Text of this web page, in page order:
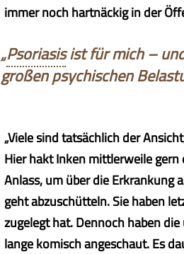
immer noch hartnäckig in der
„Psoriasisist für mich –
großen psychischen
„Viele sind tatsächlich der
Hier hakt Inken mittlerweile gern
Anlass, um über die Erkrankung
geht abzuschütteln. Sie haben
zugelegt hat. Dennoch haben
lange komisch angeschaut. Es